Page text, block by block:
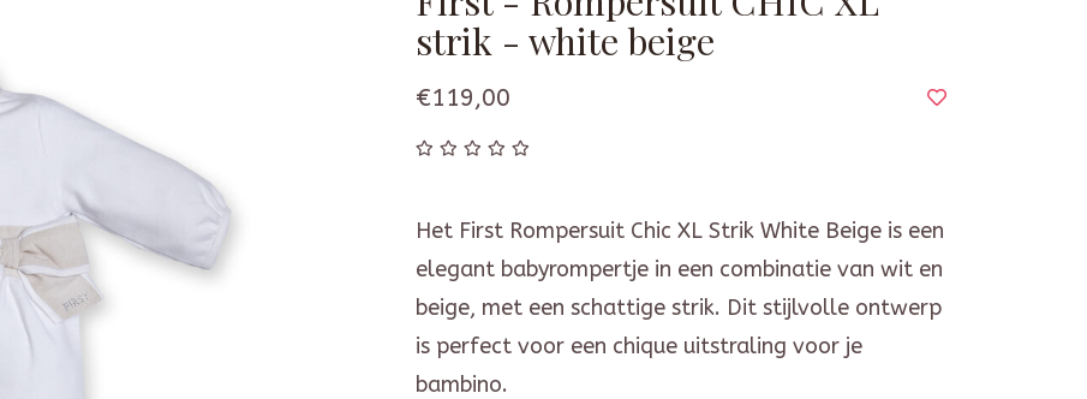
strik - white beige
€119,00
Het First Rompersuit Chic XL Strik White Beige is een
elegant babyrompertje in een combinatie van wit en
beige, met een schattige strik. Dit stijlvolle ontwerp
is perfect voor een chique uitstraling voor je
bambino.